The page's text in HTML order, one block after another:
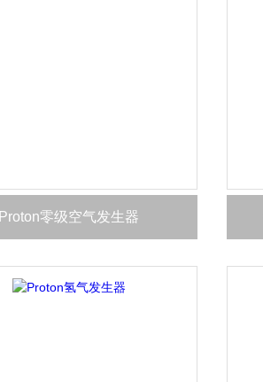
Proton零级空气发生器